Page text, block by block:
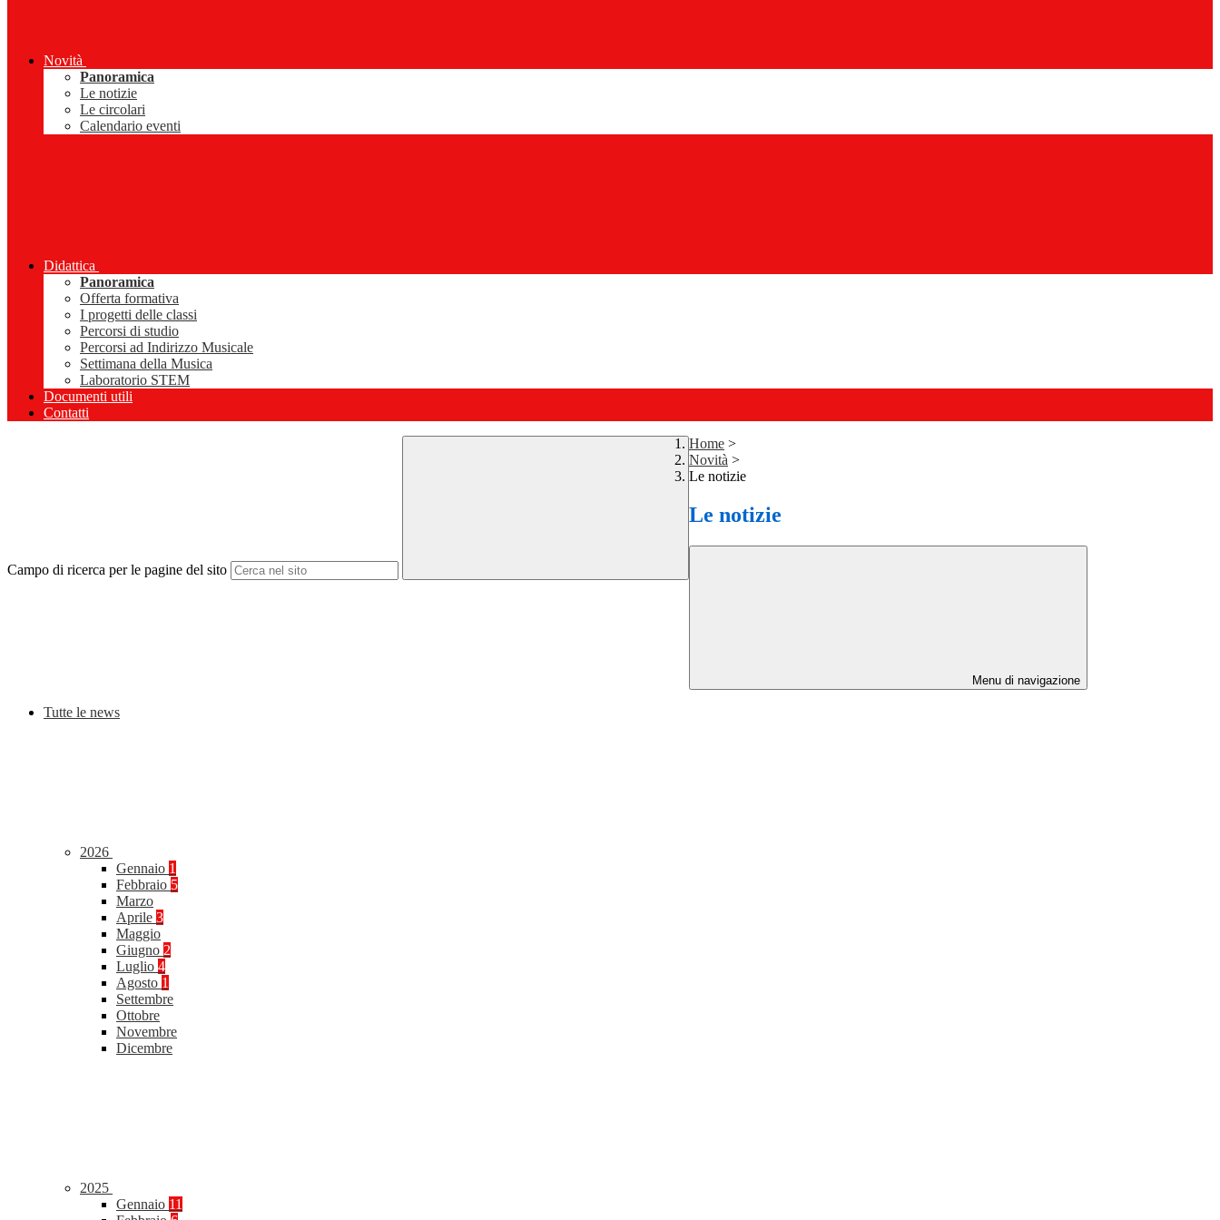
Novità
Panoramica
Le notizie
Le circolari
Calendario eventi
Didattica
Panoramica
Offerta formativa
I progetti delle classi
Percorsi di studio
Percorsi ad Indirizzo Musicale
Settimana della Musica
Laboratorio STEM
Documenti utili
Contatti
Campo di ricerca per le pagine del sito
Home >
Novità >
Le notizie
Le notizie
Menu di navigazione
Tutte le news
2026
Gennaio 1
Febbraio 5
Marzo
Aprile 3
Maggio
Giugno 2
Luglio 4
Agosto 1
Settembre
Ottobre
Novembre
Dicembre
2025
Gennaio 11